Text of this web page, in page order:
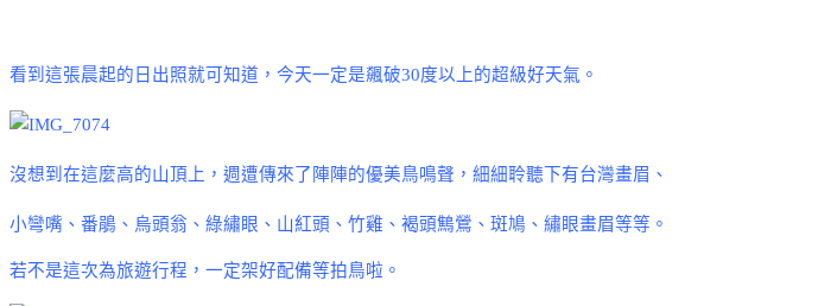
看到這張晨起的日出照就可知道，今天一定是飆破30度以上的超級好天氣。
沒想到在這麼高的山頂上，週遭傳來了陣陣的優美鳥鳴聲，細細聆聽下有台灣畫眉 、
小彎嘴、番鵑、烏頭翁、綠繡眼、山紅頭、竹雞、褐頭鷦鶯、斑鳩、繡眼畫眉等等。
若不是這次為旅遊行程，一定架好配備等拍鳥啦。